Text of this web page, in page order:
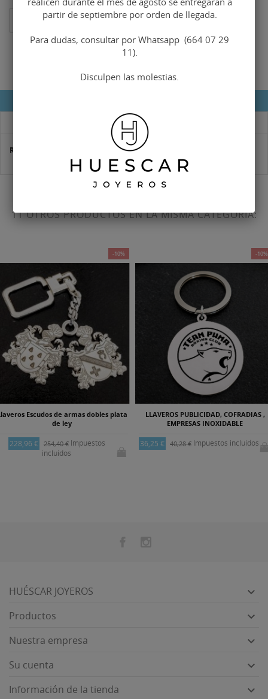
AL CARRITO
DESCRIPCIÓN
Referencia
11 OTROS PRODUCTOS EN LA MISMA CATEGORÍA:
-10%
Escudos de armas dobles plata
de ley
228,96 € 254,40 €Impuestos
incluidos
-10%
LLAVEROS PUBLICIDAD, COFRADIAS ,
EMPRESAS INOXIDABLE
36,25 € 40,28 € Impuestos incluidos
HUÉSCAR JOYEROS 
Productos 
Nuestra empresa 
Su cuenta 
Información de la tienda 
partir de septiembre por orden de llegada.
Para dudas, consultar por Whatsapp (664 07 29
11).
Disculpen las molestias.